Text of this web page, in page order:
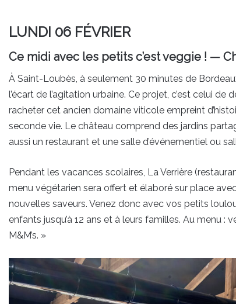
LUNDI 06 FÉVRIER
Ce midi avec les petits c’est veggie ! —
À Saint-Loubès, à seulement 30 minutes de
l’écart de l’agitation urbaine. Ce projet, c’est celui
racheter cet ancien domaine viticole empreint
seconde vie. Le château comprend des jardins
aussi un restaurant et une salle d’événementiel ou
Pendant les vacances scolaires, La Verrière
menu végétarien sera offert et élaboré sur place
nouvelles saveurs. Venez donc avec vos petits
enfants jusqu’à 12 ans et à leurs familles. Au menu :
M&M’s. »